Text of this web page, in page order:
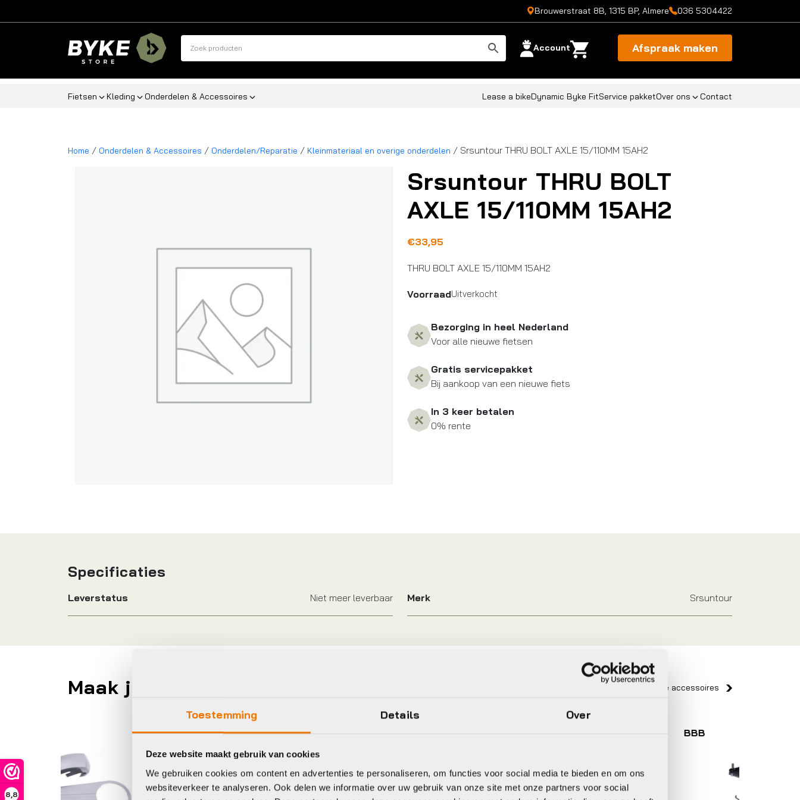
Toestemming Details Over
Deze website maakt gebruik van cookies
We gebruiken cookies om content en advertenties te personaliseren, om functies voor social media te bieden en om ons
websiteverkeer te analyseren. Ook delen we informatie over uw gebruik van onze site met onze partners voor social
8,8
Brouwerstraat 8B, 1315 BP, Almere 036 5304422
Account Afspraak maken
Fietsen Kleding Onderdelen & Accessoires Lease a bikeDynamic Byke FitService pakketOver ons Contact
Home / Onderdelen & Accessoires / Onderdelen/Reparatie / Kleinmateriaal en overige onderdelen / Srsuntour THRU BOLT AXLE 15/110MM 15AH2
Srsuntour THRU BOLT
AXLE 15/110MM 15AH2
€33,95
THRU BOLT AXLE 15/110MM 15AH2
VoorraadUitverkocht
Bezorging in heel Nederland
Voor alle nieuwe fietsen
Gratis servicepakket
Bij aankoop van een nieuwe fiets
In 3 keer betalen
0% rente
Specificaties
Leverstatus Niet meer leverbaar Merk Srsuntour
Maak je fiets compleet Bekijk alle accessoires
Axa